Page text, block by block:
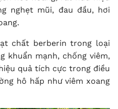
nghẹt mũi, đau đầu, hơi
chất berberin trong loại
khuẩn mạnh, chống viêm,
quả tích cực trong điều
hô hấp như viêm xoang